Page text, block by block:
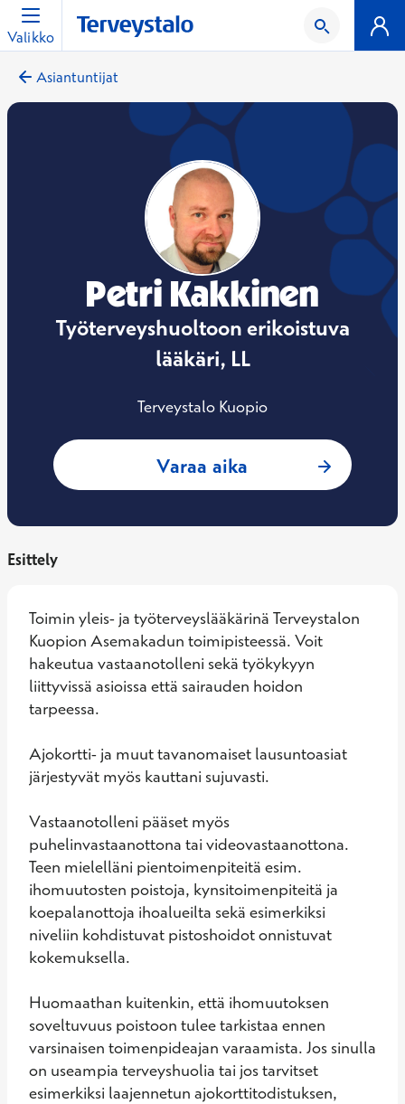
Valikko
Asiantuntijat
Petri Kakkinen
Työterveyshuoltoon erikoistuva
lääkäri, LL
Terveystalo Kuopio
Varaa aika : Petri Kakkinen,
Esittely
Toimin yleis- ja työterveyslääkärinä Terveystalon
Kuopion Asemakadun toimipisteessä. Voit
hakeutua vastaanotolleni sekä työkykyyn
liittyvissä asioissa että sairauden hoidon
tarpeessa.
Ajokortti- ja muut tavanomaiset lausuntoasiat
järjestyvät myös kauttani sujuvasti.
Vastaanotolleni pääset myös
puhelinvastaanottona tai videovastaanottona.
Teen mielelläni pientoimenpiteitä esim.
ihomuutosten poistoja, kynsitoimenpiteitä ja
koepalanottoja ihoalueilta sekä esimerkiksi
niveliin kohdistuvat pistoshoidot onnistuvat
kokemuksella.
Huomaathan kuitenkin, että ihomuutoksen
soveltuvuus poistoon tulee tarkistaa ennen
varsinaisen toimenpideajan varaamista. Jos sinulla
on useampia terveyshuolia tai jos tarvitset
esimerkiksi laajennetun ajokorttitodistuksen,